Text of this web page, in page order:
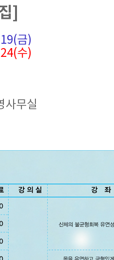
]
금)
수)
사무실